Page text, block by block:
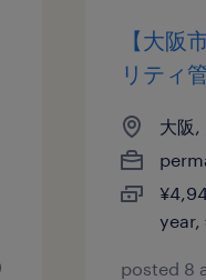
【大阪
リティ
大阪,
year,
posted 8